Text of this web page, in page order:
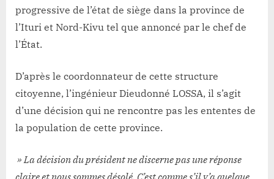
progressive de l’état de siège dans la province de
l’Ituri et Nord-Kivu tel que annoncé par le chef de
l’État.
D’après le coordonnateur de cette structure
citoyenne, l’ingénieur Dieudonné LOSSA, il s’agit
d’une décision qui ne rencontre pas les ententes de
la population de cette province.
» La décision du président ne discerne pas une réponse